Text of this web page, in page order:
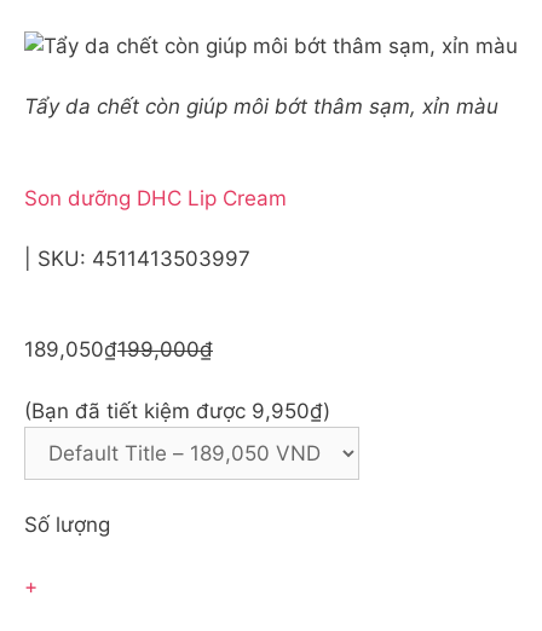
Tẩy da chết còn giúp môi bớt thâm sạm, xỉn màu
Son dưỡng DHC Lip Cream
| SKU: 4511413503997
189,050₫199,000₫
(Bạn đã tiết kiệm được 9,950₫)
Số lượng
+